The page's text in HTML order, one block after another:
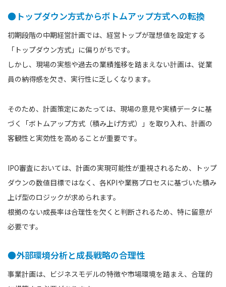
●トップダウン方式からボトムアップ方式への転換
初期段階の中期経営計画では、経営トップが理想値を設定する
「トップダウン方式」に偏りがちです。
しかし、現場の実態や過去の業績推移を踏まえない計画は、従業
員の納得感を欠き、実行性に乏しくなります。
そのため、計画策定にあたっては、現場の意見や実績データに基
づく「ボトムアップ方式（積み上げ方式）」を取り入れ、計画の
客観性と実効性を高めることが重要です。
IPO審査においては、計画の実現可能性が重視されるため、トップ
ダウンの数値目標ではなく、各KPIや業務プロセスに基づいた積み
上げ型のロジックが求められます。
根拠のない成長率は合理性を欠くと判断されるため、特に留意が
必要です。
●外部環境分析と成長戦略の合理性
事業計画は、ビジネスモデルの特徴や市場環境を踏まえ、合理的